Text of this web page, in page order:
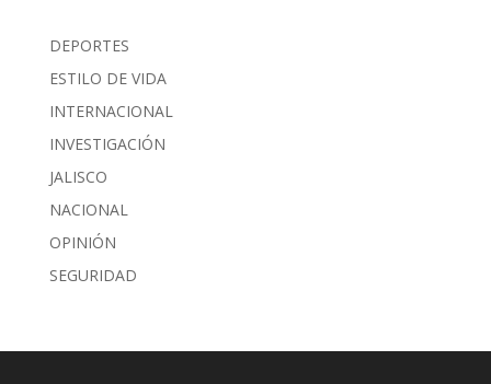
DEPORTES
ESTILO DE VIDA
INTERNACIONAL
INVESTIGACIÓN
JALISCO
NACIONAL
OPINIÓN
SEGURIDAD